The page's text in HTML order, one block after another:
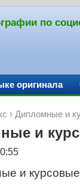
по
› Дипломные и
и
оригинала